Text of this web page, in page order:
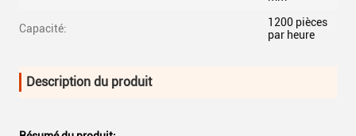
Capacité:
1200 pièces
par heure
Description du produit